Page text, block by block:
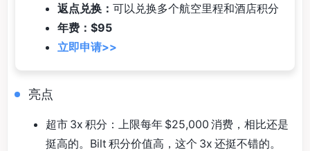
返点兑换： 可以兑换多个航空里程和酒店积分
年费：$95
立即申请>>
亮点
超市 3x 积分：上限每年 $25,000 消费，相比还是
挺高的。Bilt 积分价值高，这个 3x 还挺不错的。